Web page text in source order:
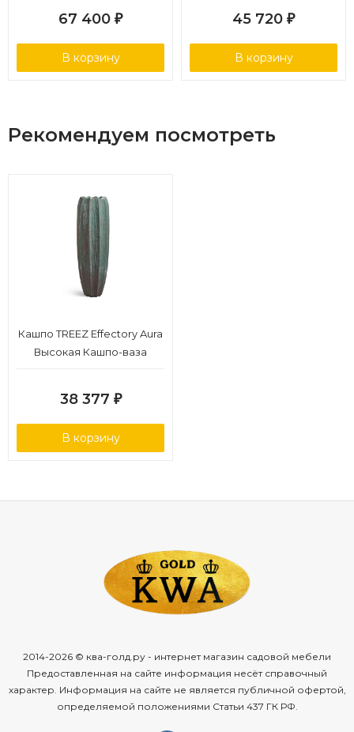
67 400 ₽
В корзину
45 720 ₽
В корзину
Рекомендуем посмотреть
Кашпо TREEZ Effectory Aura
Высокая Кашпо-ваза
38 377 ₽
В корзину
2014-2026 © ква-голд.ру - интернет магазин садовой мебели
Предоставленная на сайте информация несёт справочный
характер. Информация на сайте не является публичной офертой,
определяемой положениями Статьи 437 ГК РФ.